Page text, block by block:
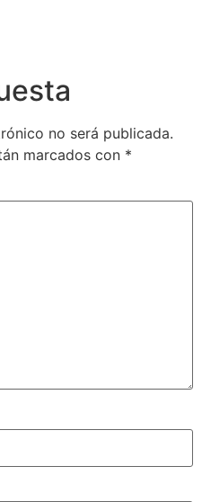
no será publicada.
marcados con *